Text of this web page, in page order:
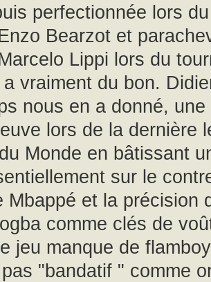
perfectionnée lors
Bearzot et
Lippi lors du
vraiment du bon.
nous en a donné,
lors de la dernière
Monde en bâtissant
sur le
Mbappé et la précision
comme clés de
jeu manque de
pas "bandatif " comme